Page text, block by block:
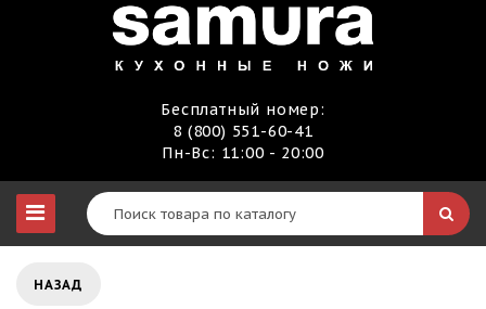
Бесплатный номер:
8 (800) 551-60-41
Пн-Вс: 11:00 - 20:00
НАЗАД